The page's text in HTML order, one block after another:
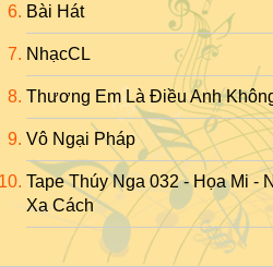
Bài Hát
NhạcCL
Thương Em Là Điều Anh
Vô Ngại Pháp
Tape Thúy Nga 032 - Họa Mi -
Xa Cách